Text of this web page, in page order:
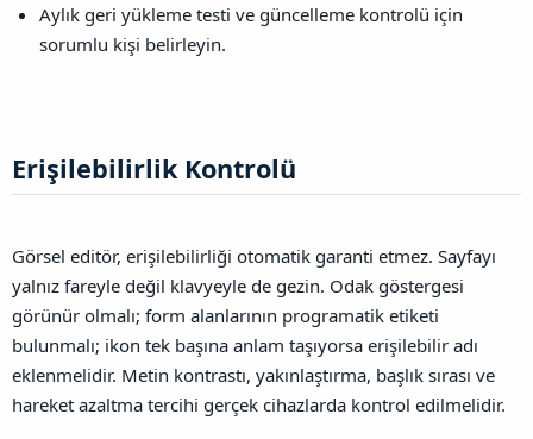
Aylık geri yükleme testi ve güncelleme kontrolü için
sorumlu kişi belirleyin.
Erişilebilirlik Kontrolü​
Görsel editör, erişilebilirliği otomatik garanti etmez. Sayfayı
yalnız fareyle değil klavyeyle de gezin. Odak göstergesi
görünür olmalı; form alanlarının programatik etiketi
bulunmalı; ikon tek başına anlam taşıyorsa erişilebilir adı
eklenmelidir. Metin kontrastı, yakınlaştırma, başlık sırası ve
hareket azaltma tercihi gerçek cihazlarda kontrol edilmelidir.